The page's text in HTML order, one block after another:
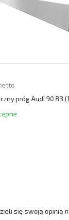
próg Audi 90 B3
się swoją opinią